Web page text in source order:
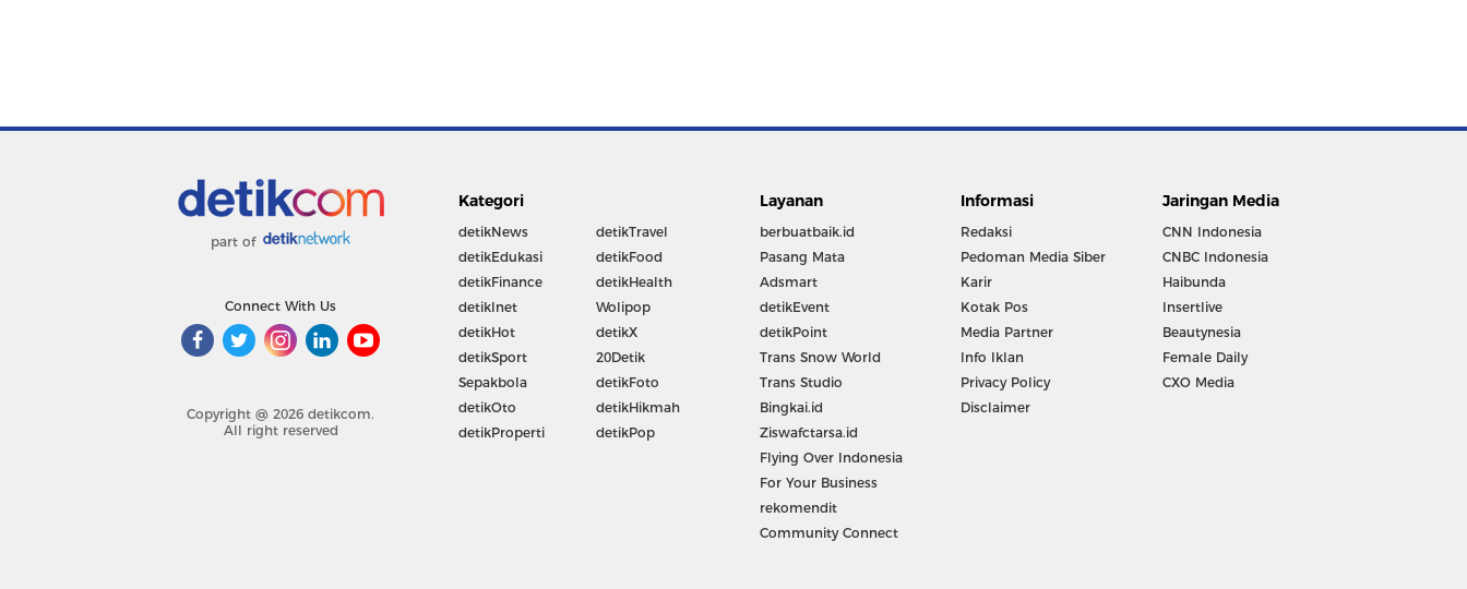
part of
Connect With Us
Copyright @ 2026 detikcom.
All right reserved
Kategori
detikNews
detikEdukasi
detikFinance
detikInet
detikHot
detikSport
Sepakbola
detikOto
detikProperti
detikTravel
detikFood
detikHealth
Wolipop
detikX
20Detik
detikFoto
detikHikmah
detikPop
Layanan
berbuatbaik.id
Pasang Mata
Adsmart
detikEvent
detikPoint
Trans Snow World
Trans Studio
Bingkai.id
Ziswafctarsa.id
Flying Over Indonesia
For Your Business
rekomendit
Community Connect
Informasi
Redaksi
Pedoman Media Siber
Karir
Kotak Pos
Media Partner
Info Iklan
Privacy Policy
Disclaimer
Jaringan Media
CNN Indonesia
CNBC Indonesia
Haibunda
Insertlive
Beautynesia
Female Daily
CXO Media